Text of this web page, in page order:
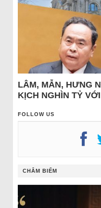
LÂM, MẪN, HƯNG
KỊCH NGHÌN TỶ
FOLLOW US
CHÂM BIẾM